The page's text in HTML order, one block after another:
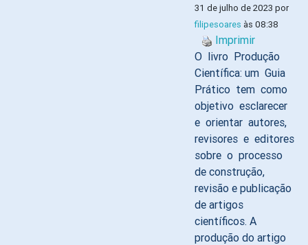
31 de julho de 2023 por
filipesoares às 08:38
Imprimir
O livro Produção
Científica: um Guia
Prático tem como
objetivo esclarecer
e orientar autores,
revisores e editores
sobre o processo
de construção,
revisão e publicação
de artigos
científicos. A
produção do artigo